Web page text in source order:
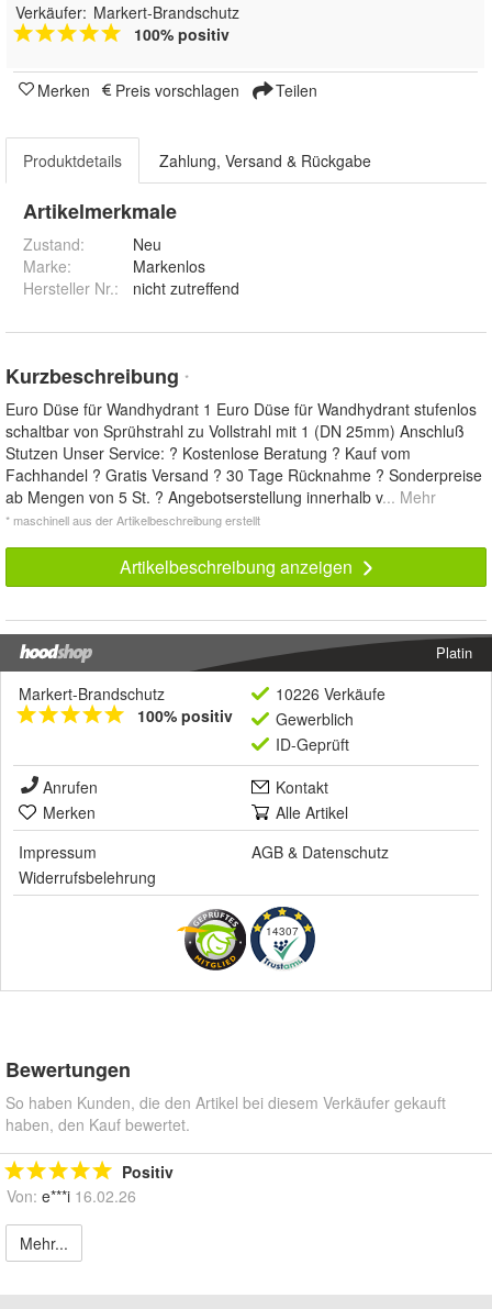
Verkäufer: Markert-Brandschutz
100% positiv
Merken Preis vorschlagen Teilen
Produktdetails Zahlung, Versand & Rückgabe
Artikelmerkmale
Zustand:
Neu
Marke:
Markenlos
Hersteller Nr.:
nicht zutreffend
Kurzbeschreibung *
Euro Düse für Wandhydrant 1 Euro Düse für Wandhydrant stufenlos
schaltbar von Sprühstrahl zu Vollstrahl mit 1 (DN 25mm) Anschluß
Stutzen Unser Service: ? Kostenlose Beratung ? Kauf vom
Fachhandel ? Gratis Versand ? 30 Tage Rücknahme ? Sonderpreise
ab Mengen von 5 St. ? Angebotserstellung innerhalb v... Mehr
* maschinell aus der Artikelbeschreibung erstellt
Artikelbeschreibung anzeigen
Platin
Markert-Brandschutz
100% positiv
10226 Verkäufe
Gewerblich
ID-Geprüft
Anrufen
Kontakt
Merken
Alle Artikel
Impressum
AGB & Datenschutz
Widerrufsbelehrung
14307
Bewertungen
So haben Kunden, die den Artikel bei diesem Verkäufer gekauft
haben, den Kauf bewertet.
Positiv
Von: e***i 16.02.26
Mehr...